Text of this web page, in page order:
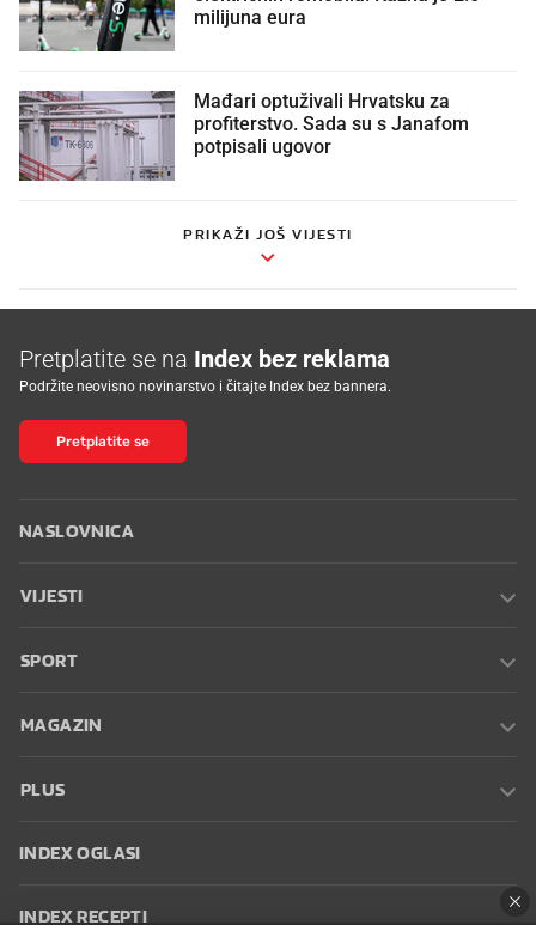
milijuna eura
Mađari optuživali Hrvatsku za
profiterstvo. Sada su s Janafom
potpisali ugovor
PRIKAŽI JOŠ VIJESTI
Pretplatite se na Index bez reklama
Podržite neovisno novinarstvo i čitajte Index bez bannera.
Pretplatite se
NASLOVNICA
VIJESTI
SPORT
MAGAZIN
PLUS
INDEX OGLASI
INDEX RECEPTI